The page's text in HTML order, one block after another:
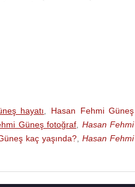
hayatı
Hasan Fehmi Güneş
Güneş fotoğraf
Hasan Fehmi
kaç yaşında?, Hasan Fehmi